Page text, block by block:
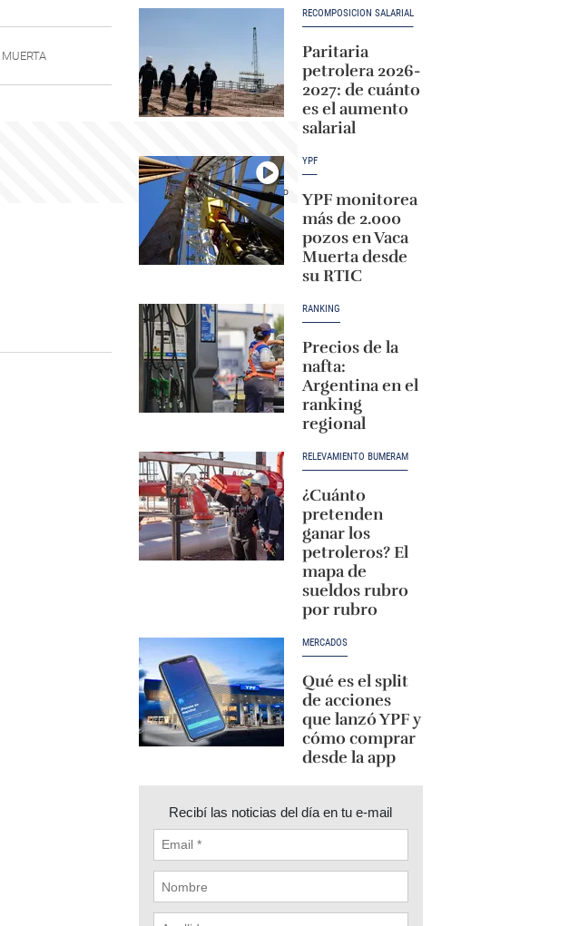
RECOMPOSICIÓN SALARIAL
Paritaria
petrolera 2026-
2027: de cuánto
es el aumento
salarial
YPF
YPF monitorea
más de 2.000
pozos en Vaca
Muerta desde
su RTIC
RANKING
Precios de la
nafta:
Argentina en el
ranking
regional
RELEVAMIENTO BUMERAM
¿Cuánto
pretenden
ganar los
petroleros? El
mapa de
sueldos rubro
por rubro
MERCADOS
Qué es el split
de acciones
que lanzó YPF y
cómo comprar
desde la app
Recibí las noticias del día en tu e-mail